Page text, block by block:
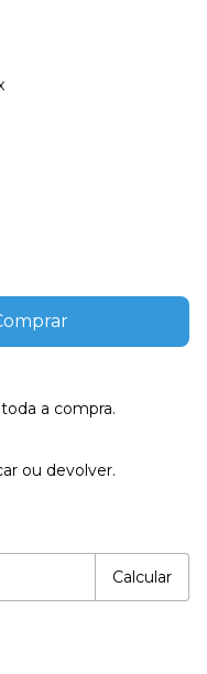
a compra.
ou devolver.
Calcular